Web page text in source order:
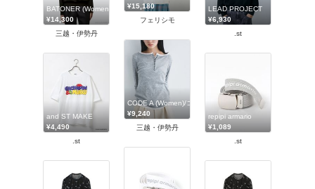
BATONER (Women)/バトナー
¥14,300
三越・伊勢丹
¥15,180
フェリシモ
LEAD PROJECT
¥6,930
.st
CODE A (Women)/コードエー
¥9,240
三越・伊勢丹
and ST MAKE
¥4,490
.st
repipi armario
¥1,089
.st